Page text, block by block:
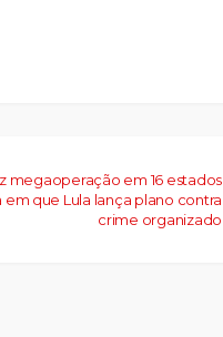
megaoperação em 16 estados
em que Lula lança plano contra
crime organizado